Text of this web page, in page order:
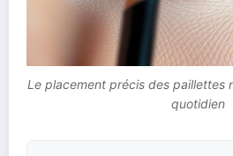
Le placement précis des paillettes
quotidien